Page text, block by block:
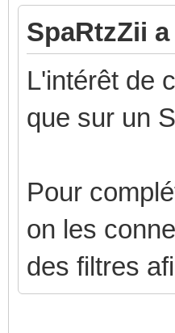
SpaRtzZii
L'intérêt de
que sur un
Pour
on les
des filtres